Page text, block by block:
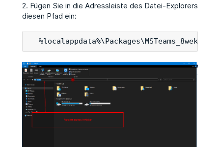
2. Fügen Sie in die Adressleiste des Datei-Explorers
diesen Pfad ein: